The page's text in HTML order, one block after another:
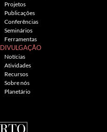
Projetos
Publicações
Conferências
Seminários
Ferramentas
DIVULGAÇÃO
Notícias
Atividades
Recursos
Sobre nós
Planetário